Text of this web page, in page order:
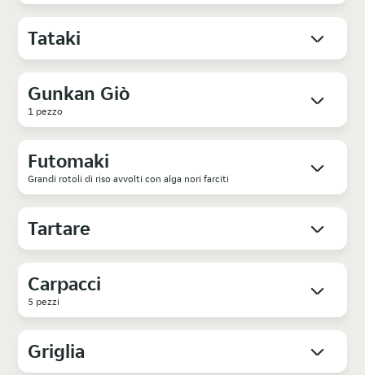
Tataki
Gunkan Giò
1 pezzo
Futomaki
Grandi rotoli di riso avvolti con alga nori farciti
Tartare
Carpacci
5 pezzi
Griglia